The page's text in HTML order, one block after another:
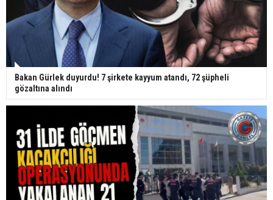
Bakan Gürlek duyurdu! 7 şirkete kayyum atandı, 72 şüpheli
gözaltına alındı